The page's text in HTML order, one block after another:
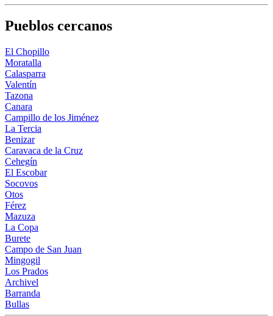
Pueblos cercanos
El Chopillo
Moratalla
Calasparra
Valentín
Tazona
Canara
Campillo de los Jiménez
La Tercia
Benizar
Caravaca de la Cruz
Cehegín
El Escobar
Socovos
Otos
Férez
Mazuza
La Copa
Burete
Campo de San Juan
Mingogil
Los Prados
Archivel
Barranda
Bullas